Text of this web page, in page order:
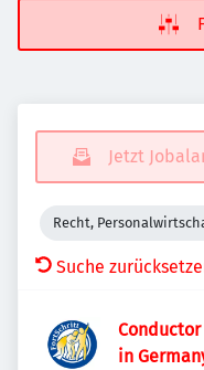
Jetzt
Recht,
Suche
in